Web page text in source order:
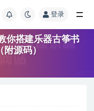
登录
你搭建乐器古筝书
源码）